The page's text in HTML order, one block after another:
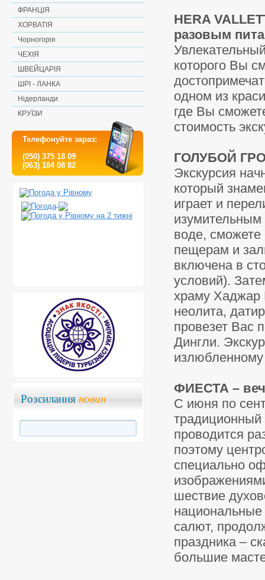
ФРАНЦІЯ
ХОРВАТІЯ
Чорногорія
ЧЕХІЯ
ШВЕЙЦАРІЯ
ШРІ - ЛАНКА
Нідерланди
КРУЇЗИ
Телефонуйте зараз:
(050) 375 18 09
(063) 184 08 82
Розсилання новин
HERA
разовым
которого Вы
одном из
где Вы
стоимость
ГОЛУБОЙ
Экскурсия
который
играет и
воде, сможете
пещерам и
включена в
условий).
храму Хаджар
неолита,
провезет Вас
Дингли.
ФИЕСТА –
С июня по
традиционный
проводится
поэтому
специально
шествие
национальные
салют,
праздника –
большие